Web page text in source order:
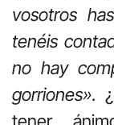
vosotros
tenéis
no hay
gorriones».